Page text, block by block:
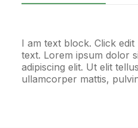
I am text block. Click
text. Lorem ipsum dolor
adipiscing elit. Ut elit
ullamcorper mattis,